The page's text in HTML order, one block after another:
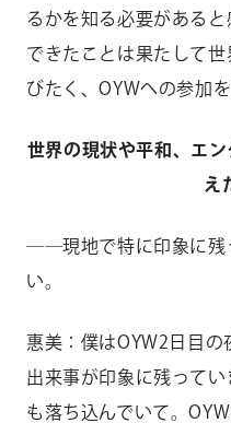
るかを知る必要がある
できたことは果たして
びたく、OYWへの参加
世界の現状や平和、エ
え
――現地で特に印象に残
い。
惠美：僕はOYW2日目
出来事が印象に残って
も落ち込んでいて。